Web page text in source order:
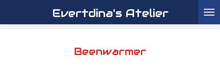
direct
Evertdina's Atelier
Beenwarmer